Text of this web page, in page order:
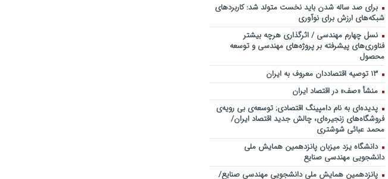
برای صد ساله شدن باید نخست متولد شد: کاربردهای
شبکه‌های ارزش برای نوآوری
نسل چهارم مهندسی / اثرگذاری هرچه بیشتر
فناوری‌های پیشرفته بر پروژه‌های مهندسی و توسعه
محصول
۱۳ توصیه اقتصاددان معروف به ایران
منشأ «صف» در اقتصاد ایران
پدیده‌ای به نام دامپینگ اقتصادی; توسعه‌ی بی رویه‌ی
فروشگاه‌های زنجیره‌ای، چالش جدید اقتصاد ایران/
محمد عبائی شوشتری
دانشگاه یزد میزبان پانزدهمین همایش ملی
دانشجویی مهندسی صنایع
پانزدهمین همایش ملی دانشجویی مهندسی صنایع/